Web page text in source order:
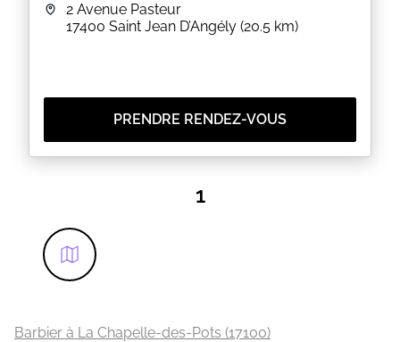
2 Avenue Pasteur
17400 Saint Jean D’Angély (20.5 km)
PRENDRE RENDEZ-VOUS
1
Barbier à La Chapelle-des-Pots (17100)